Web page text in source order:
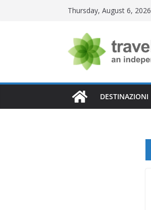
Thursday, August 6, 2026
DESTINAZIONI